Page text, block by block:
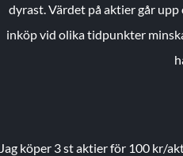
dyrast. Värdet på aktier går
inköp vid olika tidpunkter
Jag köper 3 st aktier för 100 kr/